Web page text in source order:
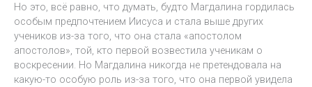
Но это, всё равно, что думать, будто Магдалина гордилась
особым предпочтением Иисуса и стала выше других
учеников из-за того, что она стала «апостолом
апостолов», той, кто первой возвестила ученикам о
воскресении. Но Магдалина никогда не претендовала на
какую-то особую роль из-за того, что она первой увидела